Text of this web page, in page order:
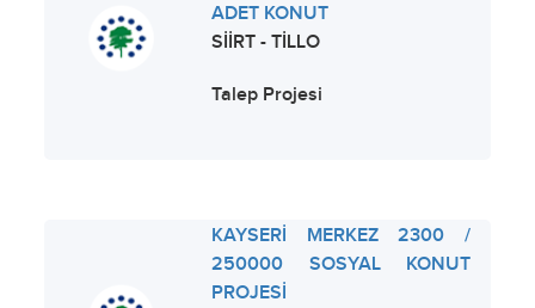
ADET KONUT
SİİRT - TİLLO
Talep Projesi
KAYSERİ MERKEZ 2300 /
250000 SOSYAL KONUT
PROJESİ